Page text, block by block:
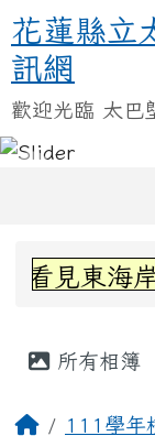
跳至主內容區
花蓮縣立
花蓮縣立
訊網
歡迎光臨 太巴
上中區域
東海岸之
所有相簿
回首頁111學年